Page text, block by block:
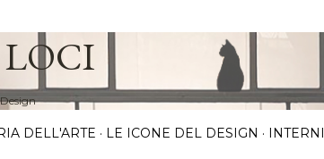
DELL'ARTE LE ICONE DEL DESIGN INTERNI